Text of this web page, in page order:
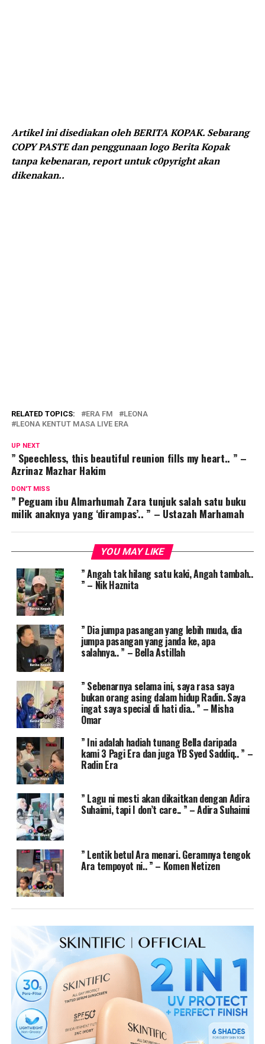
Artikel ini disediakan oleh BERITA KOPAK. Sebarang
COPY PASTE dan penggunaan logo Berita Kopak
tanpa kebenaran, report untuk c0pyright akan
dikenakan..
RELATED TOPICS: ERA FM
LEONA
LEONA KENTUT MASA LIVE ERA
UP NEXT
” Speechless, this beautiful reunion fills my heart.. ” –
Azrinaz Mazhar Hakim
DON'T MISS
” Peguam ibu Almarhumah Zara tunjuk salah satu buku
milik anaknya yang ‘dirampas’.. ” – Ustazah Marhamah
YOU MAY LIKE
” Angah tak hilang satu kaki, Angah tambah..
” – Nik Haznita
” Dia jumpa pasangan yang lebih muda, dia
jumpa pasangan yang janda ke, apa
salahnya.. ” – Bella Astillah
” Sebenarnya selama ini, saya rasa saya
bukan orang asing dalam hidup Radin. Saya
ingat saya special di hati dia.. ” – Misha
Omar
” Ini adalah hadiah tunang Bella daripada
kami 3 Pagi Era dan juga YB Syed Saddiq.. ” –
Radin Era
” Lagu ni mesti akan dikaitkan dengan Adira
Suhaimi, tapi I don’t care.. ” – Adira Suhaimi
” Lentik betul Ara menari. Geramnya tengok
Ara tempoyot ni.. ” – Komen Netizen